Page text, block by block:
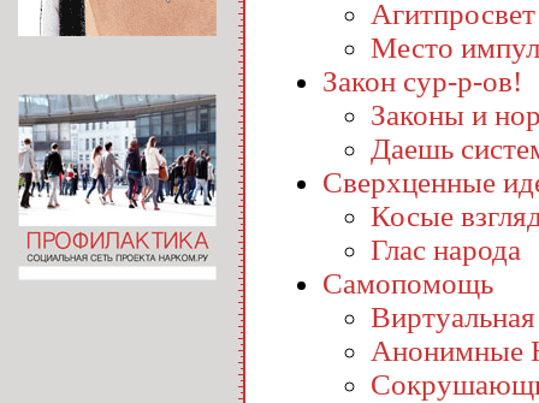
Агитпросвет
Место
Закон сур-р-ов!
Законы и
Даешь
Сверхценные
Косые
Глас народа
Самопомощь
Анонимные